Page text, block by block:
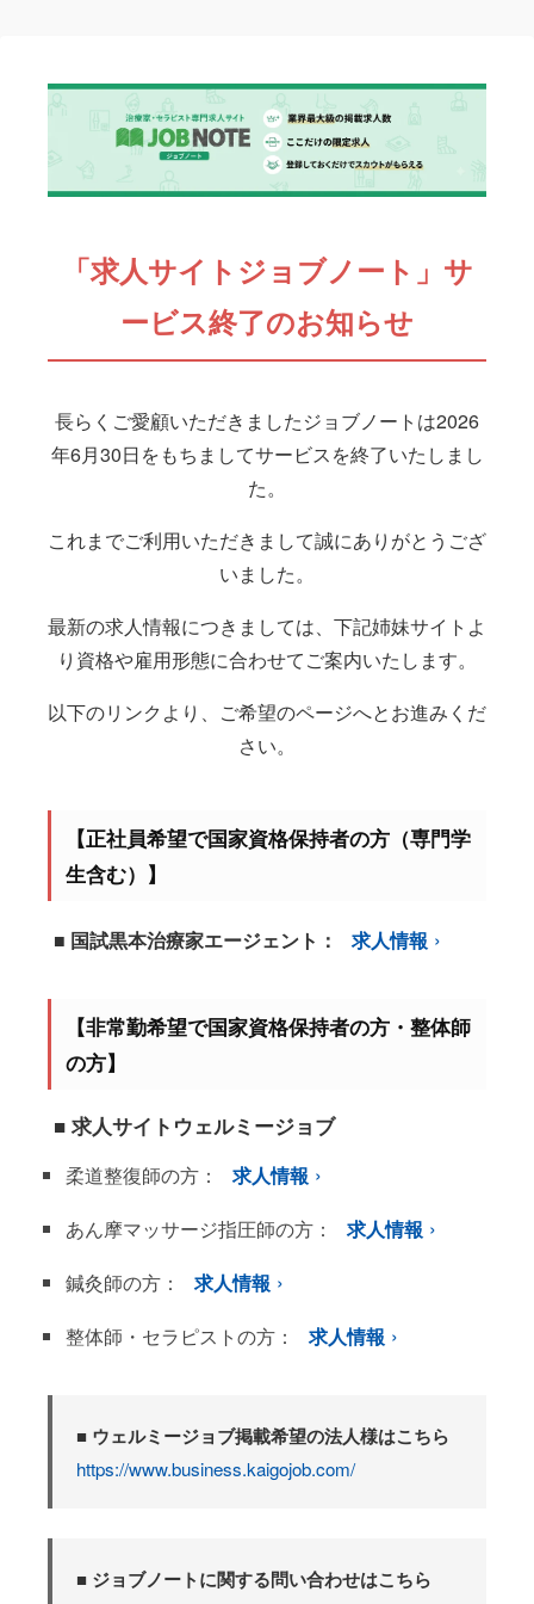
「求人サイトジョブノート」サ
ービス終了のお知らせ
長らくご愛顧いただきましたジョブノートは2026
年6月30日をもちましてサービスを終了いたしまし
た。
これまでご利用いただきまして誠にありがとうござ
いました。
最新の求人情報につきましては、下記姉妹サイトよ
り資格や雇用形態に合わせてご案内いたします。
以下のリンクより、ご希望のページへとお進みくだ
さい。
【正社員希望で国家資格保持者の方（専門学
生含む）】
■ 国試黒本治療家エージェント： 求人情報
【非常勤希望で国家資格保持者の方・整体師
の方】
■ 求人サイトウェルミージョブ
柔道整復師の方：
求人情報
あん摩マッサージ指圧師の方：
求人情報
鍼灸師の方：
求人情報
整体師・セラピストの方：
求人情報
■ ウェルミージョブ掲載希望の法人様はこちら
https://www.business.kaigojob.com/
■ ジョブノートに関する問い合わせはこちら